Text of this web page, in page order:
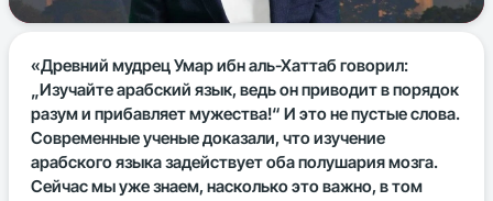
«Древний мудрец Умар ибн аль-Хаттаб говорил:
„Изучайте арабский язык, ведь он приводит в порядок
разум и прибавляет мужества!“ И это не пустые слова.
Современные ученые доказали, что изучение
арабского языка задействует оба полушария мозга.
Сейчас мы уже знаем, насколько это важно, в том